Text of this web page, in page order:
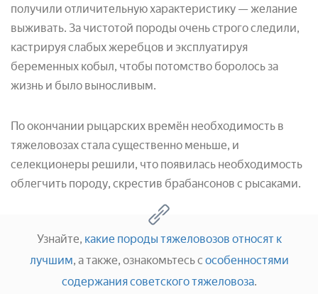
получили отличительную характеристику — желание
выживать. За чистотой породы очень строго следили,
кастрируя слабых жеребцов и эксплуатируя
беременных кобыл, чтобы потомство боролось за
жизнь и было выносливым.
По окончании рыцарских времён необходимость в
тяжеловозах стала существенно меньше, и
селекционеры решили, что появилась необходимость
облегчить породу, скрестив брабансонов с рысаками.
Узнайте, какие породы тяжеловозов относят к
лучшим, а также, ознакомьтесь с особенностями
содержания советского тяжеловоза.